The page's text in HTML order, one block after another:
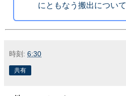
にともなう搬出について
時刻: 6:30
共有